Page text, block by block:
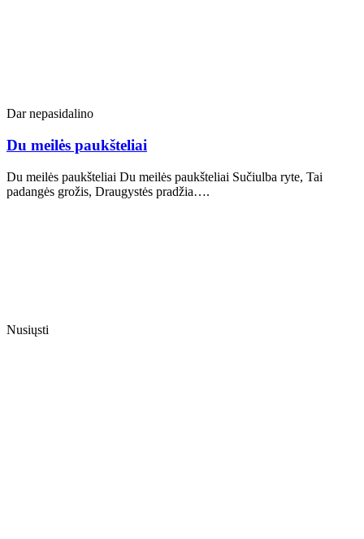
Dar nepasidalino
Du meilės paukšteliai
Du meilės paukšteliai Du meilės paukšteliai Sučiulba ryte, Tai
padangės grožis, Draugystės pradžia….
Nusiųsti